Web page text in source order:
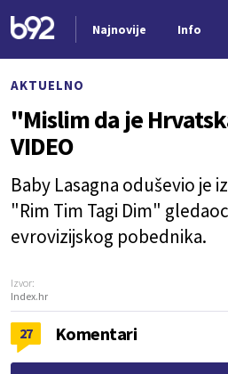
Najnovije Info
AKTUELNO
"Mislim da je
VIDEO
Baby Lasagna oduševio je
"Rim Tim Tagi Dim"
evrovizijskog pobednika.
Izvor:
Index.hr
27 Komentari